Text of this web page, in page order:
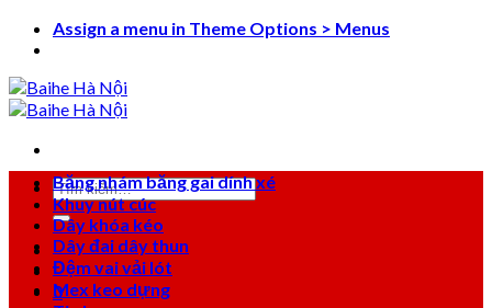
Skip
Assign a menu in Theme Options > Menus
Tìm
kiếm:
0
Băng nhám băng gai dính xé
Khuy nút cúc
Dây khóa kéo
Dây đai dây thun
Đệm vai vải lót
Mex keo dựng